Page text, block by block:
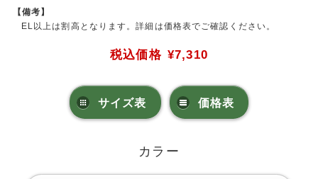
【備考】
EL以上は割高となります。詳細は価格表でご確認ください。
税込価格 ¥7,310
サイズ表 価格表
カラー